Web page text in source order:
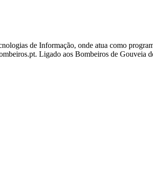
de Informação, onde atua como
Ligado aos Bombeiros de Gouveia